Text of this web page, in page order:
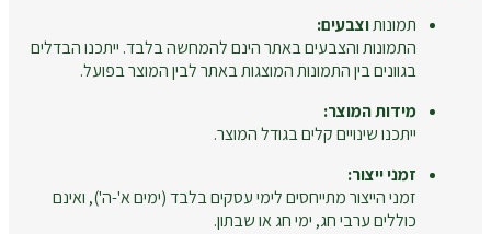
תמונותוצבעים:
התמונות והצבעים באתר הינם להמחשה בלבד. ייתכנו הבדלים
בגוונים בין התמונות המוצגות באתר לבין המוצר בפועל.
מידות המוצר:
ייתכנו שינויים קלים בגודל המוצר.
זמני ייצור:
זמני הייצור מתייחסים לימי עסקים בלבד (ימים א'-ה'), ואינם
כוללים ערבי חג, ימי חג או שבתון.